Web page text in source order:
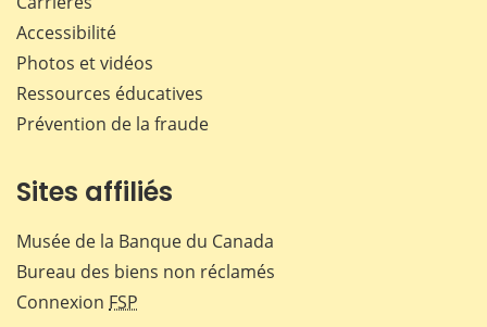
Accessibilité
Photos et vidéos
Ressources éducatives
Prévention de la fraude
Sites affiliés
Musée de la Banque du Canada
Bureau des biens non réclamés
Connexion FSP